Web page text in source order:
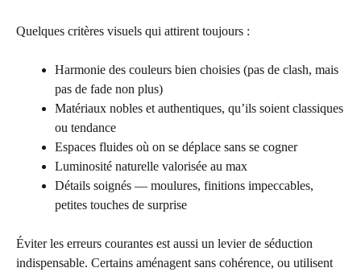
Quelques critères visuels qui attirent toujours :
Harmonie des couleurs bien choisies (pas de clash, mais
pas de fade non plus)
Matériaux nobles et authentiques, qu’ils soient classiques
ou tendance
Espaces fluides où on se déplace sans se cogner
Luminosité naturelle valorisée au max
Détails soignés — moulures, finitions impeccables,
petites touches de surprise
Éviter les erreurs courantes est aussi un levier de séduction
indispensable. Certains aménagent sans cohérence, ou utilisent